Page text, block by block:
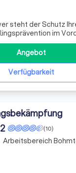
steht der Schutz
im
sowohl auf den
auf den Haus- und
Ihnen
Bedür
Verfügbarkeit
Angebot
(10)
Arbeitsbereich